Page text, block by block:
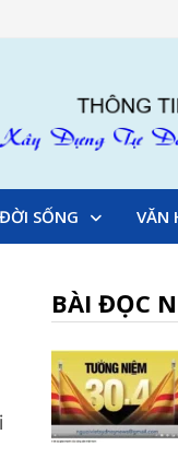
ĐỜI SỐNG VĂN
BÀI ĐỌC